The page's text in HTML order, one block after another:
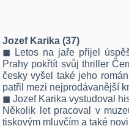
Jozef Karika (37)
◼ Letos na jaře přijel
Prahy pokřtít svůj thriller
česky vyšel také jeho
patřil mezi nejprodávanější
◼ Jozef Karika vystudoval
Několik let pracoval v
tiskovým mluvčím a také